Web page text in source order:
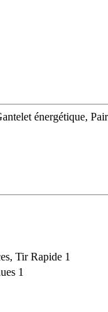
énergétique,
Tir Rapide 1
1